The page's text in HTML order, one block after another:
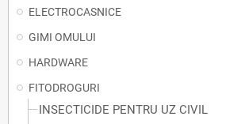
ELECTROCASNICE
GIMI OMULUI
HARDWARE
FITODROGURI
INSECTICIDE PENTRU UZ CIVIL